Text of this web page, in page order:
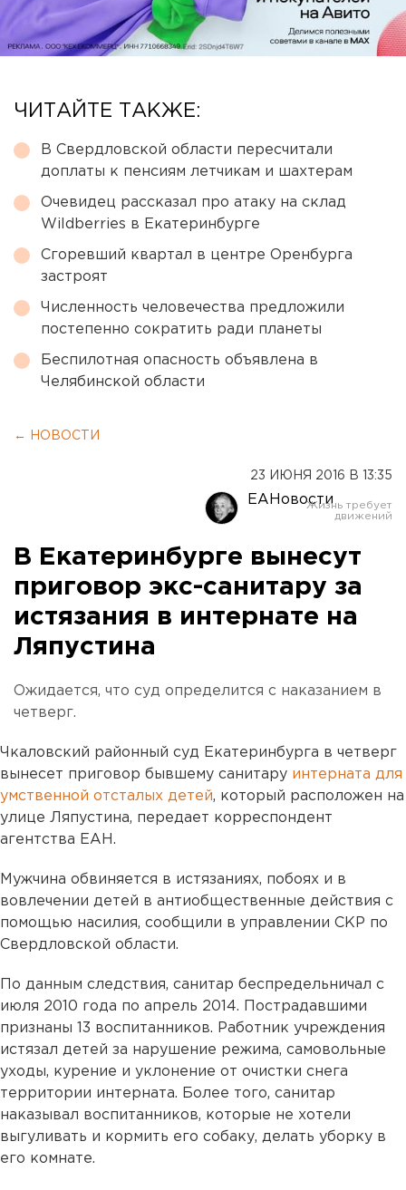
ЧИТАЙТЕ ТАКЖЕ:
В Свердловской области пересчитали
доплаты к пенсиям летчикам и шахтерам
Очевидец рассказал про атаку на склад
Wildberries в Екатеринбурге
Сгоревший квартал в центре Оренбурга
застроят
Численность человечества предложили
постепенно сократить ради планеты
Беспилотная опасность объявлена в
Челябинской области
← НОВОСТИ
23 ИЮНЯ 2016 В 13:35
ЕАНовости
В Екатеринбурге вынесут
приговор экс-санитару за
истязания в интернате на
Ляпустина
Ожидается, что суд определится с наказанием в
четверг.
Чкаловский районный суд Екатеринбурга в четверг
вынесет приговор бывшему санитару интерната для
умственной отсталых детей, который расположен на
улице Ляпустина, передает корреспондент
агентства ЕАН.
Мужчина обвиняется в истязаниях, побоях и в
вовлечении детей в антиобщественные действия с
помощью насилия, сообщили в управлении СКР по
Свердловской области.
По данным следствия, санитар беспредельничал с
июля 2010 года по апрель 2014. Пострадавшими
признаны 13 воспитанников. Работник учреждения
истязал детей за нарушение режима, самовольные
уходы, курение и уклонение от очистки снега
территории интерната. Более того, санитар
наказывал воспитанников, которые не хотели
выгуливать и кормить его собаку, делать уборку в
его комнате.